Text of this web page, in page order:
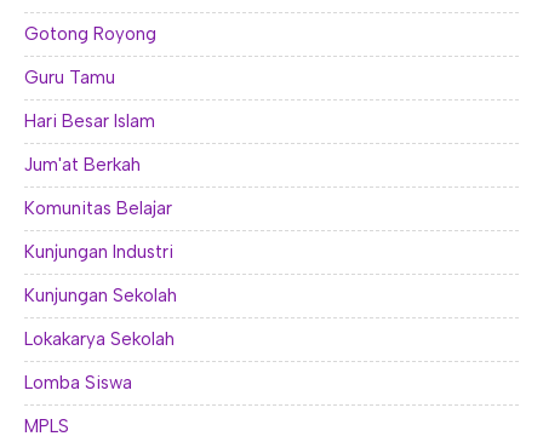
Gotong Royong
Guru Tamu
Hari Besar Islam
Jum'at Berkah
Komunitas Belajar
Kunjungan Industri
Kunjungan Sekolah
Lokakarya Sekolah
Lomba Siswa
MPLS